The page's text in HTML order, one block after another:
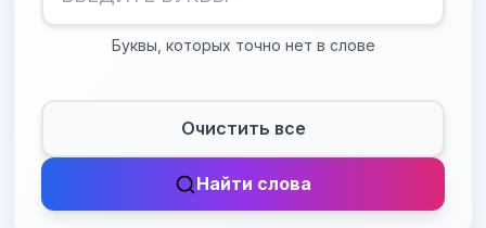
Буквы, которых точно нет в слове
Очистить все
Найти слова